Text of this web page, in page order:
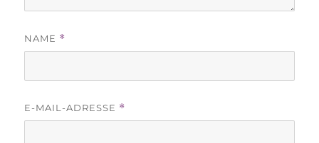
NAME *
E-MAIL-ADRESSE *